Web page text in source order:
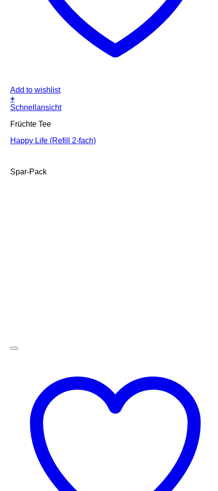
Add to wishlist
+
Schnellansicht
Früchte Tee
Happy Life (Refill 2-fach)
Spar-Pack